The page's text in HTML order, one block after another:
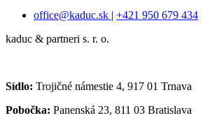
office@kaduc.sk | +421 950 679 434
kaduc & partneri s. r. o.
Sídlo: Trojičné námestie 4, 917 01 Trnava
Pobočka: Panenská 23, 811 03 Bratislava